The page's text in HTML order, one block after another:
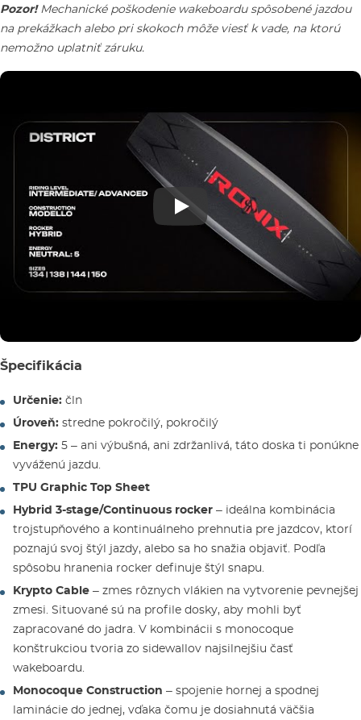
Pozor!Mechanické poškodenie wakeboardu spôsobené jazdou
na prekážkach alebo pri skokoch môže viesť k vade, na ktorú
nemožno uplatniť záruku.
Špecifikácia
Určenie: čln
Úroveň: stredne pokročilý, pokročilý
Energy: 5 – ani výbušná, ani zdržanlivá, táto doska ti ponúkne
vyváženú jazdu.
TPU Graphic Top Sheet
Hybrid 3-stage/Continuous rocker – ideálna kombinácia
trojstupňového a kontinuálneho prehnutia pre jazdcov, ktorí
poznajú svoj štýl jazdy, alebo sa ho snažia objaviť. Podľa
spôsobu hranenia rocker definuje štýl snapu.
Krypto Cable – zmes rôznych vlákien na vytvorenie pevnejšej
zmesi. Situované sú na profile dosky, aby mohli byť
zapracované do jadra. V kombinácii s monocoque
konštrukciou tvoria zo sidewallov najsilnejšiu časť
wakeboardu.
Monocoque Construction – spojenie hornej a spodnej
laminácie do jednej, vďaka čomu je dosiahnutá väčšia